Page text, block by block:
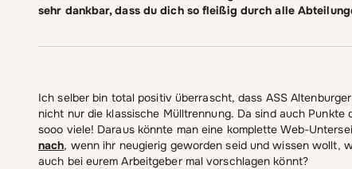
sehr dankbar, dass du dich so fleißig durch alle
Ich selber bin total positiv überrascht, dass ASS
nicht nur die klassische Mülltrennung. Da sind auch
sooo viele! Daraus könnte man eine komplette Web-
nach, wenn ihr neugierig geworden seid und wissen wollt,
auch bei eurem Arbeitgeber mal vorschlagen könnt?